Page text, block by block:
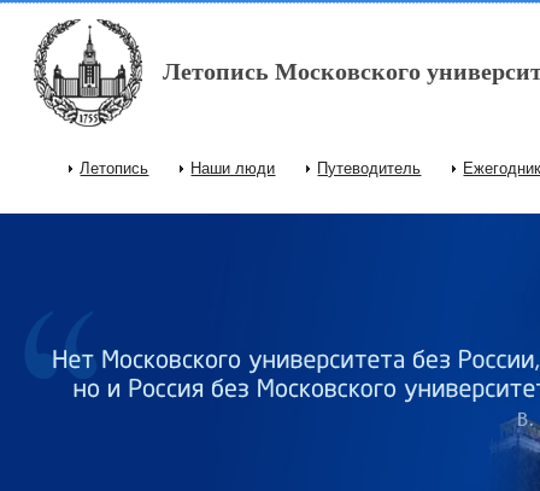
Перейти к основному содержанию
Летопись Московского
Главное меню
Летопись Наши люди Путеводитель